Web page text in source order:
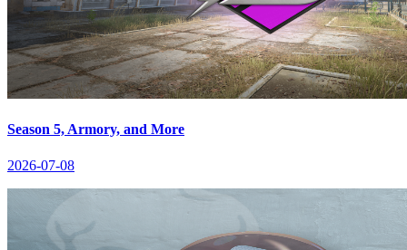
Season 5, Armory, and More
2026-07-08